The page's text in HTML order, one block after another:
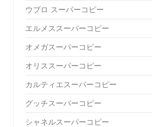
ウブロ スーパーコピー
エルメススーパーコピー
オメガスーパーコピー
オリススーパーコピー
カルティエスーパーコピー
グッチスーパーコピー
シャネルスーパーコピー